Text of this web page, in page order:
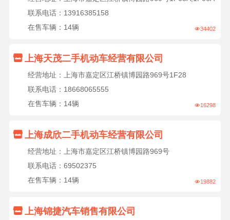
联系电话：13916385158
在售车辆：14辆
34402
 上海天茂二手机动车经营有限公司
经营地址：上海市嘉定区江桥镇博园路969号1F28
联系电话：18668065555
在售车辆：14辆
 16298
 上海成欣二手机动车经营有限公司
经营地址：上海市嘉定区江桥镇博园路969号
联系电话：69502375
在售车辆：14辆
 19882
 上海锦捷汽车销售有限公司